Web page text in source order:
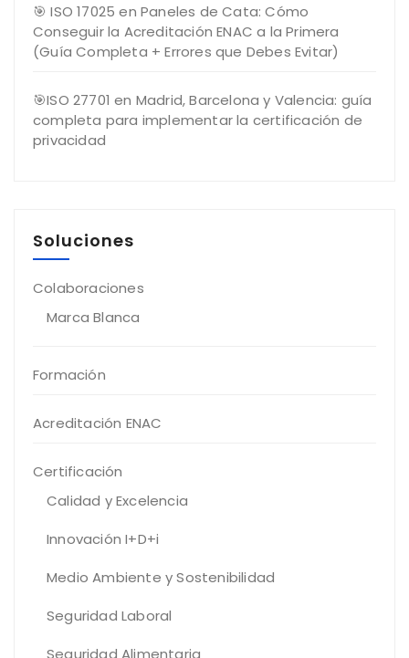
🎯 ISO 17025 en Paneles de Cata: Cómo
Conseguir la Acreditación ENAC a la Primera
(Guía Completa + Errores que Debes Evitar)
🎯ISO 27701 en Madrid, Barcelona y Valencia: guía
completa para implementar la certificación de
privacidad
Soluciones
Colaboraciones
Marca Blanca
Formación
Acreditación ENAC
Certificación
Calidad y Excelencia
Innovación I+D+i
Medio Ambiente y Sostenibilidad
Seguridad Laboral
Seguridad Alimentaria